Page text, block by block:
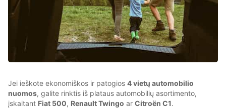
Jei ieškote ekonomiškos ir patogios 4 vietų automobilio
nuomos, galite rinktis iš plataus automobilių asortimento,
įskaitant Fiat 500, Renault Twingo ar Citroën C1.